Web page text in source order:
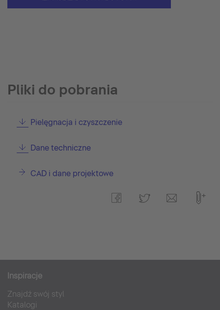
Pliki do pobrania
Pielęgnacja i czyszczenie
Dane techniczne
CAD i dane projektowe
Inspiracje
Znajdź swój styl
Katalogi